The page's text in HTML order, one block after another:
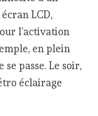
LCD,
l’activation
en plein
passe. Le soir,
éclairage